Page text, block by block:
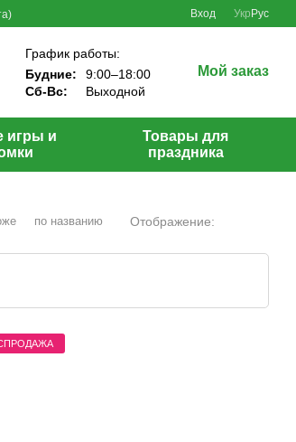
Вход Укр Рус
График работы:
Будние:
9:00–18:00
Сб-Вс:
Выходной
Мой заказ
игры и
Товары для
праздника
по названию Отображение: